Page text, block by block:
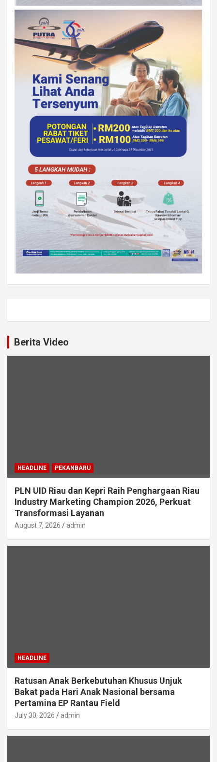
Berita Video
HEADLINE PEKANBARU
PLN UID Riau dan Kepri Raih Penghargaan Riau
Industry Marketing Champion 2026, Perkuat
Transformasi Layanan
August 7, 2026 admin
HEADLINE
Ratusan Anak Berkebutuhan Khusus Unjuk
Bakat pada Hari Anak Nasional bersama
Pertamina EP Rantau Field
July 30, 2026 admin